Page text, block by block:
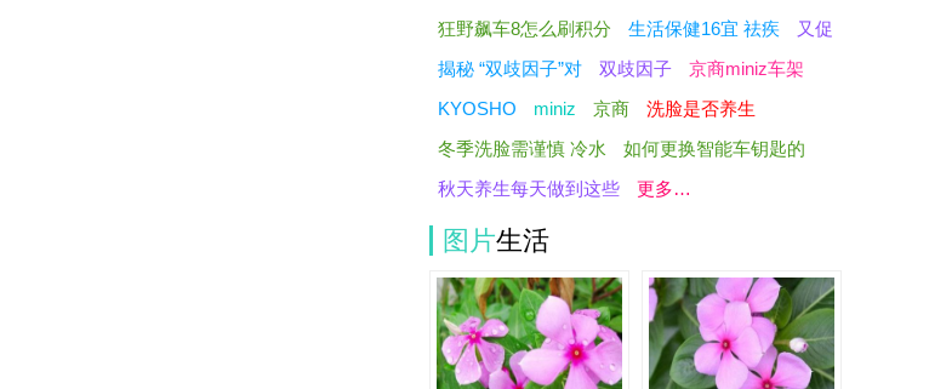
狂野飙车8怎么刷积分
生活保健16宜 祛疾
又促
揭秘 “双歧因子”对
双歧因子
京商miniz车架
KYOSHO
miniz 京商
洗脸是否养生
冬季洗脸需谨慎 冷水
如何更换智能车钥匙的
秋天养生每天做到这些
更多…
图片生活